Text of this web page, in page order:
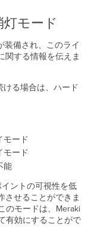
モード
装備され、このライ
関する情報を伝えま
ける場合は、ハード
モード
モード
能
ントの可視性を低
させることができま
のモードは、Meraki
有効にすることがで